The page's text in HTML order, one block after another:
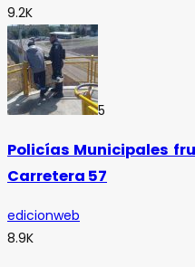
9.2K
5
Policías Municipales
Carretera 57
edicionweb
8.9K